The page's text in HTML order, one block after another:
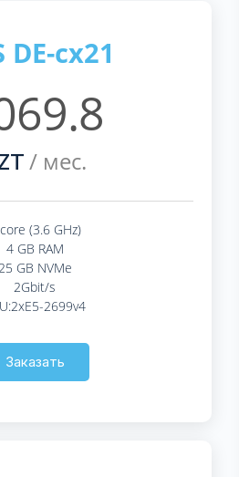
DE-cx21
/ мес.
(3.6 GHz)
4 GB RAM
GB NVMe
2Gbit/s
2699v4
Заказать